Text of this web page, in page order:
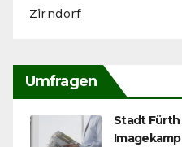
Zirndorf
Umfragen
Stadt